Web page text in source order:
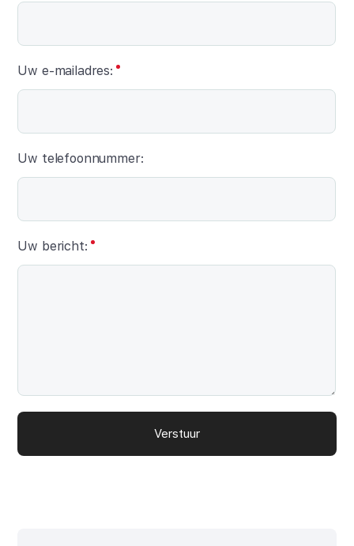
Uw e-mailadres:
Uw telefoonnummer:
Uw bericht:
Verstuur